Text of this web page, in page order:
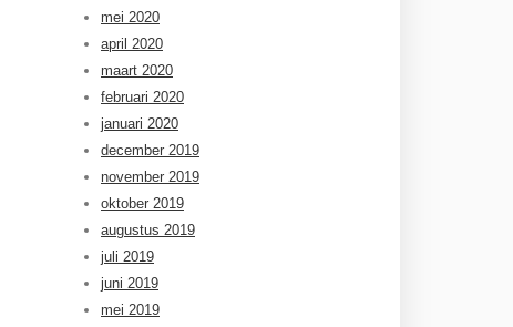
mei 2020
april 2020
maart 2020
februari 2020
januari 2020
december 2019
november 2019
oktober 2019
augustus 2019
juli 2019
juni 2019
mei 2019